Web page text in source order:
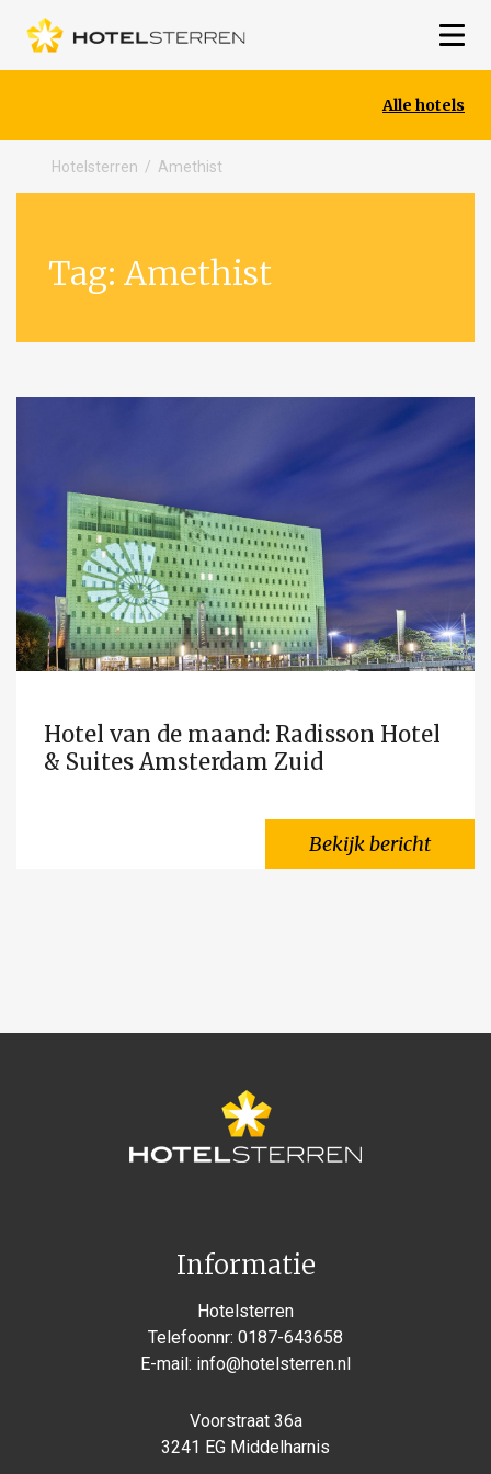
Alle hotels
Hotelsterren / Amethist
Tag:Amethist
Hotel van de maand: Radisson Hotel
& Suites Amsterdam Zuid
Bekijk bericht
Informatie
Hotelsterren
Telefoonnr: 0187-643658
E-mail: info@hotelsterren.nl
Voorstraat 36a
3241 EG Middelharnis